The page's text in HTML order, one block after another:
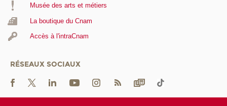
Musée des arts et métiers
La boutique du Cnam
Accès à l'intraCnam
RÉSEAUX SOCIAUX